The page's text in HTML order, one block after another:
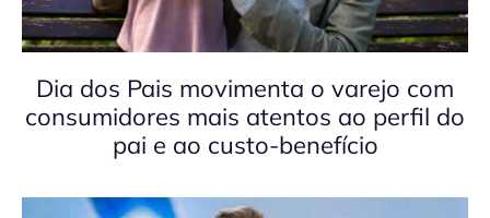
Dia dos Pais movimenta o varejo com
consumidores mais atentos ao perfil do
pai e ao custo-benefício